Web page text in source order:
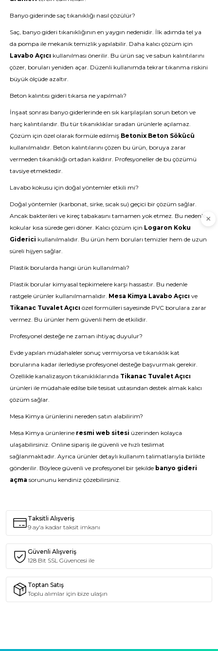
Banyo giderinde saç tıkanıklığı nasıl çözülür?
Saç, banyo gideri tıkanıklığının en yaygın nedenidir. İlk adımda tel ya
da pompa ile mekanik temizlik yapılabilir. Daha kalıcı çözüm için
Lavabo Açıcı kullanılması önerilir. Bu ürün saç ve sabun kalıntılarını
çözer, boruları yeniden açar. Düzenli kullanımda tekrar tıkanma riskini
büyük ölçüde azaltır.
Beton kalıntısı gideri tıkarsa ne yapılmalı?
İnşaat sonrası banyo giderlerinde en sık karşılaşılan sorun beton ve
harç kalıntılarıdır. Bu tür tıkanıklıklar sıradan ürünlerle açılamaz.
Çözüm için özel olarak formüle edilmiş Betonix Beton Sökücü
kullanılmalıdır. Beton kalıntılarını çözen bu ürün, boruya zarar
vermeden tıkanıklığı ortadan kaldırır. Profesyoneller de bu çözümü
tavsiye etmektedir.
Lavabo kokusu için doğal yöntemler etkili mi?
Doğal yöntemler (karbonat, sirke, sıcak su) geçici bir çözüm sağlar.
Ancak bakterileri ve kireç tabakasını tamamen yok etmez. Bu nedenle
kokular kısa sürede geri döner. Kalıcı çözüm için Logaron Koku
Giderici kullanılmalıdır. Bu ürün hem boruları temizler hem de uzun
süreli hijyen sağlar.
Plastik borularda hangi ürün kullanılmalı?
Plastik borular kimyasal tepkimelere karşı hassastır. Bu nedenle
rastgele ürünler kullanılmamalıdır. Mesa Kimya Lavabo Açıcı ve
Tikanac Tuvalet Açıcı özel formülleri sayesinde PVC borulara zarar
vermez. Bu ürünler hem güvenli hem de etkilidir.
Profesyonel desteğe ne zaman ihtiyaç duyulur?
Evde yapılan müdahaleler sonuç vermiyorsa ve tıkanıklık kat
borularına kadar ilerlediyse profesyonel desteğe başvurmak gerekir.
Özellikle kanalizasyon tıkanıklıklarında Tikanac Tuvalet Açıcı
ürünleri ile müdahale edilse bile tesisat ustasından destek almak kalıcı
çözüm sağlar.
Mesa Kimya ürünlerini nereden satın alabilirim?
Mesa Kimya ürünlerine resmi web sitesi üzerinden kolayca
ulaşabilirsiniz. Online sipariş ile güvenli ve hızlı teslimat
sağlanmaktadır. Ayrıca ürünler detaylı kullanım talimatlarıyla birlikte
gönderilir. Böylece güvenli ve profesyonel bir şekilde banyo gideri
açma sorununu kendiniz çözebilirsiniz.
Taksitli Alışveriş
9 ay'a kadar taksit imkanı
Güvenli Alışveriş
128 Bit SSL Güvencesi ile
Toptan Satış
Toplu alımlar için bize ulaşın